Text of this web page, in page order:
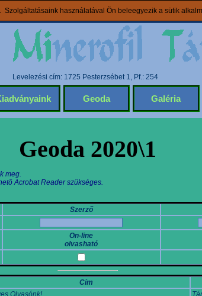
használatával Ön beleegyezik a sütik
Levelezési cím: 1725 Pesterzsébet 1, Pf.: 254
Geoda Galéria
Geoda 2020\1
meg.
Acrobat Reader szükséges.
Szerző
On-line
olvasható
Cím
Olvasónk!